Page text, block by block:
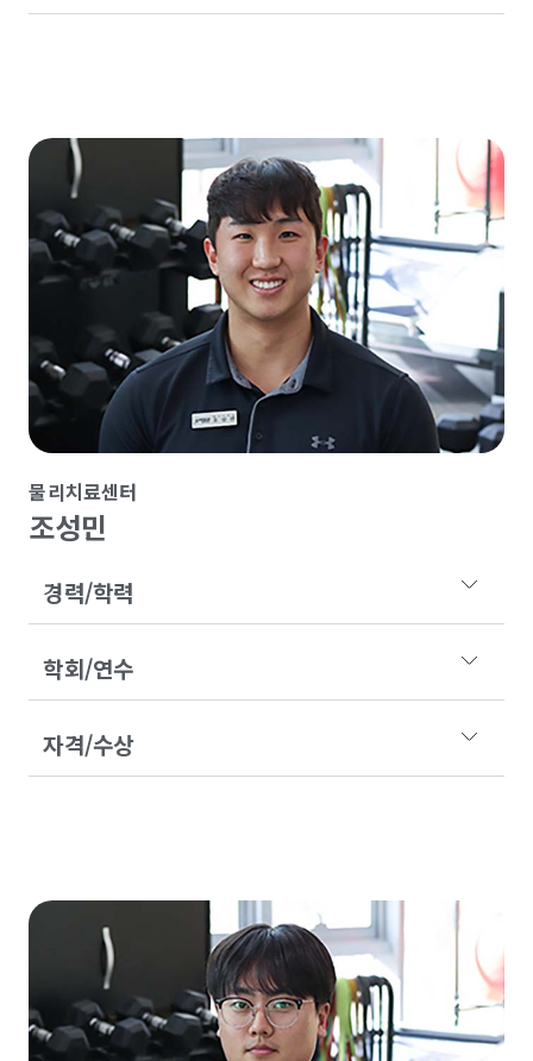
물리치료센터
조성민
경력/학력
학회/연수
자격/수상